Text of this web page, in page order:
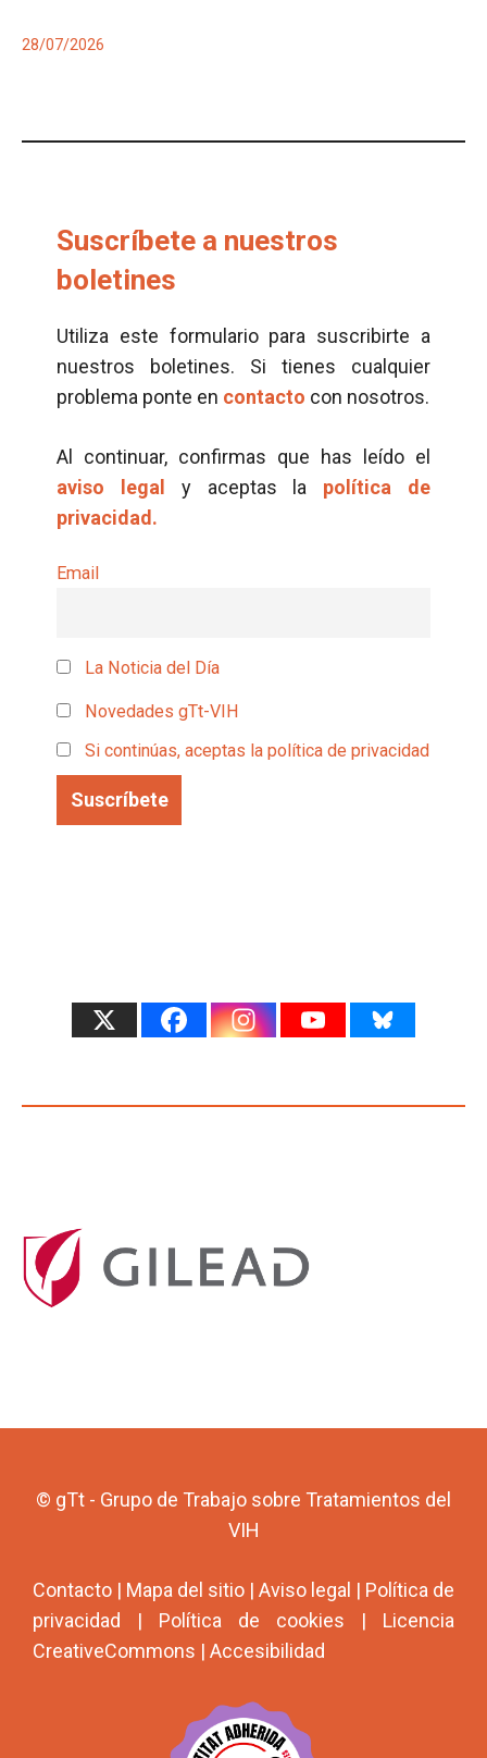
28/07/2026
Suscríbete a nuestros
boletines
Utiliza este formulario para suscribirte a
nuestros boletines. Si tienes cualquier
problema ponte en contacto con nosotros.
Al continuar, confirmas que has leído el
aviso legal
y aceptas la política de
privacidad.
Email
La Noticia del Día
Novedades gTt-VIH
Si continúas, aceptas la política de privacidad
© gTt - Grupo de Trabajo sobre Tratamientos del
VIH
Contacto | Mapa del sitio | Aviso legal | Política de
privacidad | Política de cookies | Licencia
CreativeCommons | Accesibilidad